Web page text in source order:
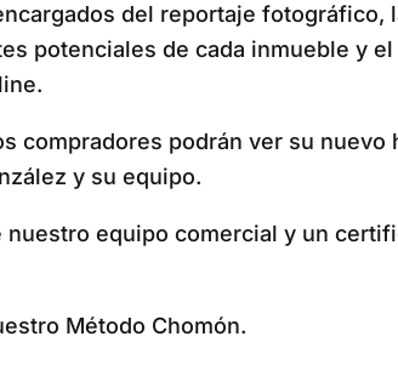
del reportaje
potenciales de cada inmueble y
compradores podrán ver su
y su equipo.
equipo comercial y un
Método Chomón.